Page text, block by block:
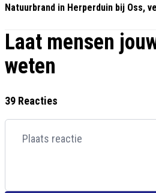
Natuurbrand in Herperduin bij Oss,
Laat mensen
weten
39 Reacties